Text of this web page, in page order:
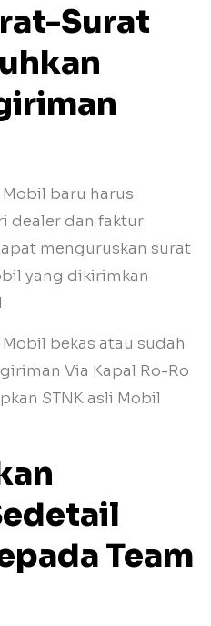
Surat
baru harus
dealer dan faktur
menguruskan surat
yang dikirimkan
bekas atau sudah
Via Kapal Ro-Ro
STNK asli Mobil
Team